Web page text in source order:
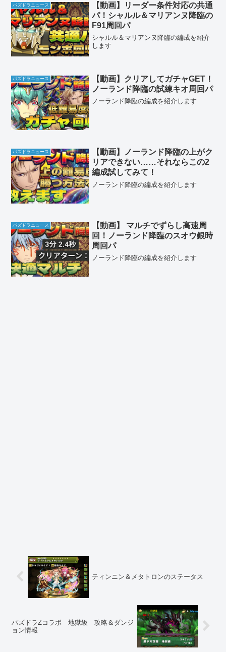
パズドラニュース
【動画】リーダー条件対応の共通
パ！シャルル＆マリアンヌ降臨の
F91周回パ
シャルル＆マリアンヌ降臨の編成を紹介
します
パズドラニュース
【動画】クリアしてガチャGET！
ノーランド降臨の試練キオ周回パ
ノーランド降臨の編成を紹介します
パズドラニュース
【動画】ノーランド降臨の上がク
リアできない……それならこの2
編成試してみて！
ノーランド降臨の編成を紹介します
パズドラニュース
【動画】 マルチでずらし高速周
回！ノーランド降臨のスオウ銀時
周回パ
ノーランド降臨の編成を紹介します
ティンニン＆メタトロンのステータス
パズドラZコラボ 地獄級 攻略＆ダンジ
ョン情報